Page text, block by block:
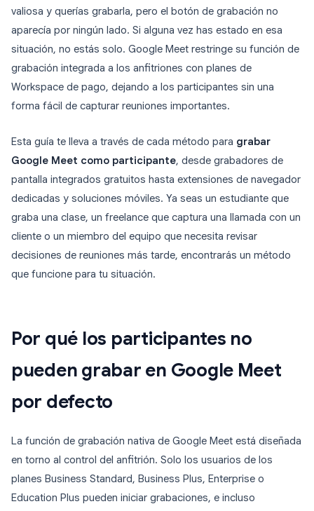
valiosa y querías grabarla, pero el botón de grabación no
aparecía por ningún lado. Si alguna vez has estado en esa
situación, no estás solo. Google Meet restringe su función de
grabación integrada a los anfitriones con planes de
Workspace de pago, dejando a los participantes sin una
forma fácil de capturar reuniones importantes.
Esta guía te lleva a través de cada método para grabar
Google Meet como participante, desde grabadores de
pantalla integrados gratuitos hasta extensiones de navegador
dedicadas y soluciones móviles. Ya seas un estudiante que
graba una clase, un freelance que captura una llamada con un
cliente o un miembro del equipo que necesita revisar
decisiones de reuniones más tarde, encontrarás un método
que funcione para tu situación.
Por qué los participantes no
pueden grabar en Google Meet
por defecto
La función de grabación nativa de Google Meet está diseñada
en torno al control del anfitrión. Solo los usuarios de los
planes Business Standard, Business Plus, Enterprise o
Education Plus pueden iniciar grabaciones, e incluso